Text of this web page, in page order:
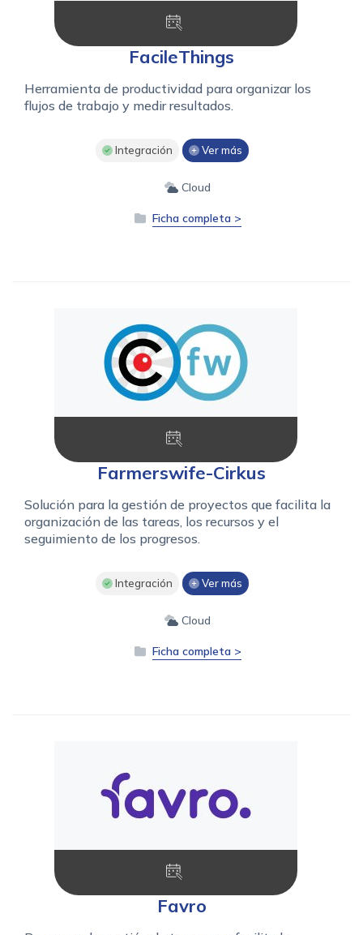
FacileThings
Herramienta de productividad para organizar los
flujos de trabajo y medir resultados.
Integración Ver más
Cloud
Ficha completa >
Farmerswife-Cirkus
Solución para la gestión de proyectos que facilita la
organización de las tareas, los recursos y el
seguimiento de los progresos.
Integración Ver más
Cloud
Ficha completa >
Favro